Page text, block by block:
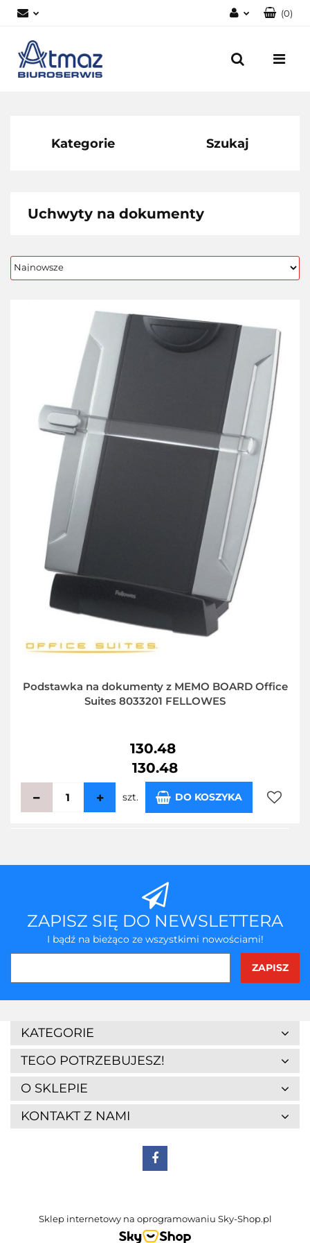
Zarejestruj się
(0)
Kategorie Szukaj
Uchwyty na dokumenty
Podstawka na dokumenty z MEMO BOARD Office
Suites 8033201 FELLOWES
130.48
130.48
szt. DO KOSZYKA
ZAPISZ SIĘ DO NEWSLETTERA
I bądź na bieżąco ze wszystkimi nowościami!
KATEGORIE
TEGO POTRZEBUJESZ!
O SKLEPIE
KONTAKT Z NAMI
Sklep internetowy na oprogramowaniu Sky-Shop.pl